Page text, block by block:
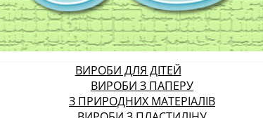
ВИРОБИ ДЛЯ ДІТЕЙ
ВИРОБИ З ПАПЕРУ
З ПРИРОДНИХ МАТЕРІАЛІВ